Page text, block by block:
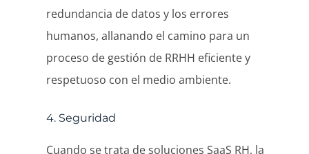
redundancia de datos y los errores
humanos, allanando el camino para un
proceso de gestión de RRHH eficiente y
respetuoso con el medio ambiente.
4. Seguridad
Cuando se trata de soluciones SaaS RH, la